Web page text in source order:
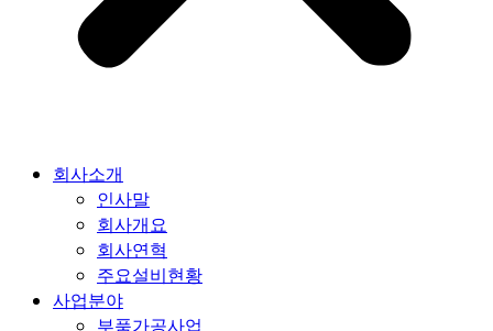
회사소개
인사말
회사개요
회사연혁
주요설비현황
사업분야
부품가공사업